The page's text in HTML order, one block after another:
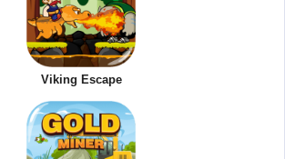
Viking Escape